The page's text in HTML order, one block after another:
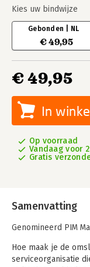
Kies uw bindwijze
Gebonden | NL
€ 49,95
€ 49,95
In
Op voorraad
Vandaag voor
Gratis
Samenvatting
Genomineerd PIM
Hoe maak je de
serviceorganisatie